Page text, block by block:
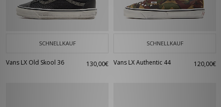
SCHNELLKAUF
Vans LX Old Skool 36 130,00€
SCHNELLKAUF
Vans LX Authentic 44 120,00€